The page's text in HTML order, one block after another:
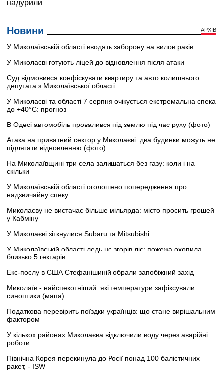
Новини АРХІВ
У Миколаївській області вводять заборону на вилов раків
У Миколаєві готують ліцей до відновлення після атаки
Суд відмовився конфіскувати квартиру та авто колишнього
депутата з Миколаївської області
У Миколаєві та області 7 серпня очікується екстремальна спека
до +40°C: прогноз
В Одесі автомобіль провалився під землю під час руху (фото)
Атака на приватний сектор у Миколаєві: два будинки можуть не
підлягати відновленню (фото)
На Миколаївщині три села залишаться без газу: коли і на
скільки
У Миколаївській області оголошено попередження про
надзвичайну спеку
Миколаєву не вистачає більше мільярда: місто просить грошей
у Кабміну
У Миколаєві зіткнулися Subaru та Mitsubishi
У Миколаївській області ледь не згорів ліс: пожежа охопила
близько 5 гектарів
Екс-послу в США Стефанішиній обрали запобіжний захід
Миколаїв - найспекотніший: які температури зафіксували
синоптики (мапа)
Податкова перевірить поїздки українців: що стане вирішальним
фактором
У кількох районах Миколаєва відключили воду через аварійні
роботи
Північна Корея перекинула до Росії понад 100 балістичних
ракет, - ISW